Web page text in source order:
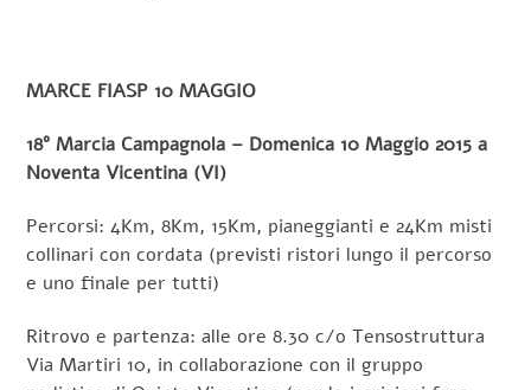
MARCE FIASP 10 MAGGIO
18° Marcia Campagnola – Domenica 10 Maggio 2015 a
Noventa Vicentina (VI)
Percorsi: 4Km, 8Km, 15Km, pianeggianti e 24Km misti
collinari con cordata (previsti ristori lungo il percorso
e uno finale per tutti)
Ritrovo e partenza: alle ore 8.30 c/o Tensostruttura
Via Martiri 10, in collaborazione con il gruppo